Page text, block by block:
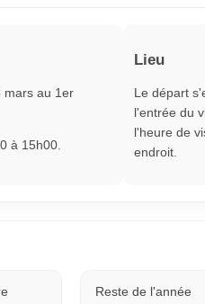
mars au 1er
à 15h00.
Lieu
Le départ
l'entrée du
l'heure de
endroit.
Reste de l'année